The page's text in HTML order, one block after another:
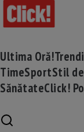
Ultima Oră!
TimeSportStil
SănătateClick!